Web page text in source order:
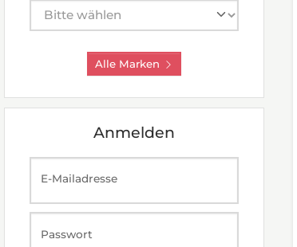
Alle Marken
Anmelden
E-Mailadresse
Passwort